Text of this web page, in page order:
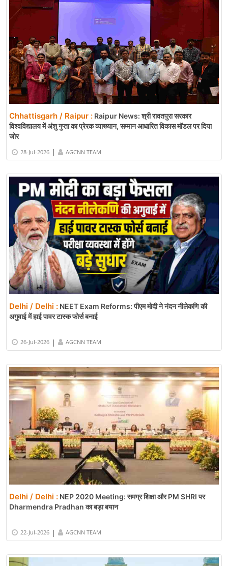
Chhattisgarh / Raipur : Raipur News: श्री रावतपुरा सरकार
विश्वविद्यालय में अंशु गुप्ता का प्रेरक व्याख्यान, सम्मान आधारित विकास मॉडल पर दिया
जोर
28-Jul-2026 | AGCNN TEAM
Delhi / Delhi : NEET Exam Reforms: पीएम मोदी ने नंदन नीलेकणि की
अगुवाई में हाई पावर टास्क फोर्स बनाई
26-Jul-2026 | AGCNN TEAM
Delhi / Delhi : NEP 2020 Meeting: समग्र शिक्षा और PM SHRI पर
Dharmendra Pradhan का बड़ा बयान
22-Jul-2026 | AGCNN TEAM